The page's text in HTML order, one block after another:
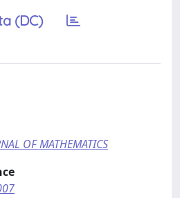
(DC)
OF MATHEMATICS